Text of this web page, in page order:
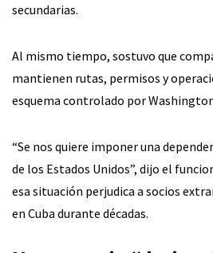
secundarias.
Al mismo tiempo, sostuvo que
mantienen rutas, permisos y
esquema controlado por
“Se nos quiere imponer una
de los Estados Unidos”, dijo el
esa situación perjudica a socios
en Cuba durante décadas.